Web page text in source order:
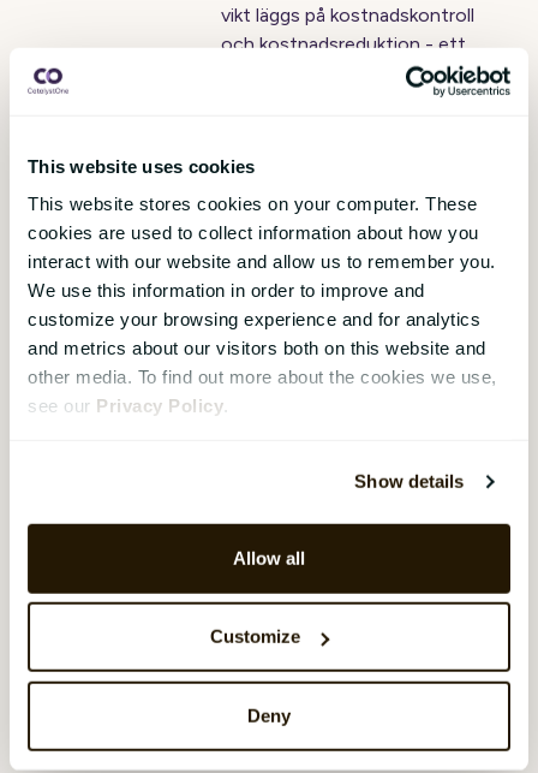
This website uses cookies
This website stores cookies on your computer. These
cookies are used to collect information about how you
interact with our website and allow us to remember you.
We use this information in order to improve and
customize your browsing experience and for analytics
and metrics about our visitors both on this website and
other media. To find out more about the cookies we use,
see our Privacy Policy.
Show details
Allow all
Customize
Deny
vikt läggs på kostnadskontroll
och kostnadsreduktion - ett
viktigt ämne som vår VD Avtar
Jasser också adresserar här. I det
presentera fem viktiga HR-
organisationer att hålla
kostnaderna under kontroll
samtidigt som de förbättrar
medarbetarnas engagemang,
lojalitet och prestation.
Strategier för att
attrahera de bästa
kandidaterna
Så många som 40 % av de
tillfrågade anställda säger i en
global undersökning från
överväger att byta jobb inom en
snar framtid. Majoriteten av dem